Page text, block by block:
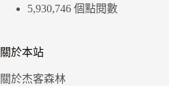
5,930,746 個點閱數
關於本站
關於杰客森林